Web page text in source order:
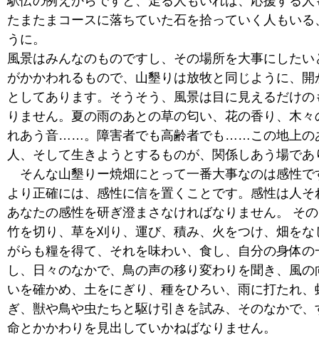
たまたまコースに落ちていた石を拾っていく人もいる
うに。
風景はみんなのものですし、その場所を大事にしたい
がかかわれるもので、山墾りは放牧と同じように、開
としてあります。そうそう、風景は目に見えるだけの
りません。夏の雨のあとの草の匂い、花の香り、木々
れあう音……。障害者でも高齢者でも……この地上の
人、そして生きようとするものが、関係しあう場であ
そんな山墾りー焼畑にとって一番大事なのは感性で
より正確には、感性に信を置くことです。感性は人そ
あなたの感性を研ぎ澄まさなければなりません。 そ
竹を切り、草を刈り、運び、積み、火をつけ、畑をな
がらも糧を得て、それを味わい、食し、自分の身体の
し、日々のなかで、鳥の声の移り変わりを聞き、風の
いを確かめ、土をにぎり、種をひろい、雨に打たれ、
ぎ、獣や鳥や虫たちと駆け引きを試み、そのなかで、
命とかかわりを見出していかねばなりません。